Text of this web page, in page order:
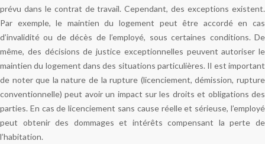
prévu dans le contrat de travail. Cependant, des exceptions existent.
Par exemple, le maintien du logement peut être accordé en cas
d’invalidité ou de décès de l’employé, sous certaines conditions. De
même, des décisions de justice exceptionnelles peuvent autoriser le
maintien du logement dans des situations particulières. Il est important
de noter que la nature de la rupture (licenciement, démission, rupture
conventionnelle) peut avoir un impact sur les droits et obligations des
parties. En cas de licenciement sans cause réelle et sérieuse, l’employé
peut obtenir des dommages et intérêts compensant la perte de
l’habitation.